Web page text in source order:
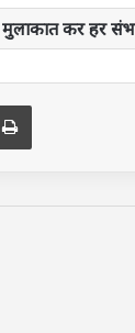
कर हर
Email Print